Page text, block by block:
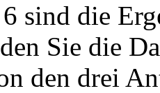
sind die
Sie die
den drei